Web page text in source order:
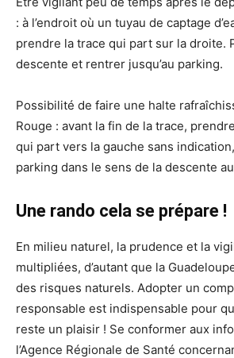
: à l’endroit où un tuyau de captage
prendre la trace qui part sur la droite.
descente et rentrer jusqu’au parking.
Possibilité de faire une halte
Rouge : avant la fin de la trace,
qui part vers la gauche sans
parking dans le sens de la descente
Une rando cela se prépare !
En milieu naturel, la prudence et la
multipliées, d’autant que la
des risques naturels. Adopter un
responsable est indispensable pour
reste un plaisir ! Se conformer aux
l’Agence Régionale de Santé